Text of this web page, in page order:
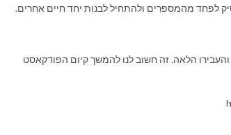
לפחד מהמספרים ולהתחיל לבנות יחד חיים אחרים.
הלאה. זה חשוב לנו להמשך קיום הפודקאסט